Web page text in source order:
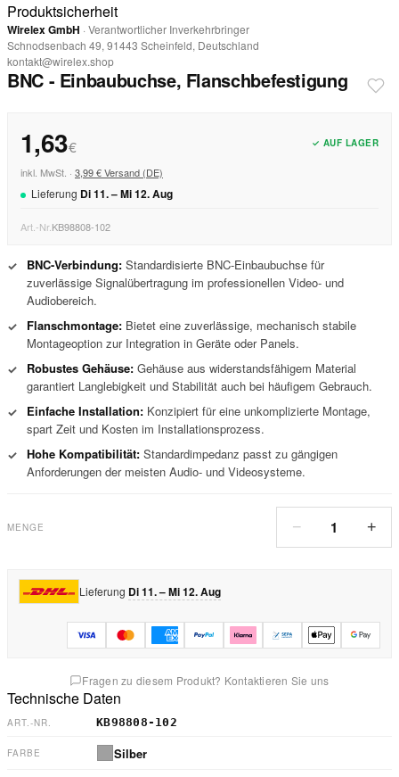
Produktsicherheit
Wirelex GmbH · Verantwortlicher Inverkehrbringer
Schnodsenbach 49, 91443 Scheinfeld, Deutschland
kontakt@wirelex.shop
BNC - Einbaubuchse, Flanschbefestigung
1,63€ ✓ AUF LAGER
inkl. MwSt. · 3,99 € Versand (DE)
Lieferung Di11. –Mi12.Aug
Art.-Nr.KB98808-102
✓ BNC-Verbindung: Standardisierte BNC-Einbaubuchse für
zuverlässige Signalübertragung im professionellen Video- und
Audiobereich.
✓
Flanschmontage: Bietet eine zuverlässige, mechanisch stabile
Montageoption zur Integration in Geräte oder Panels.
✓
Robustes Gehäuse: Gehäuse aus widerstandsfähigem Material
garantiert Langlebigkeit und Stabilität auch bei häufigem Gebrauch.
✓
Einfache Installation: Konzipiert für eine unkomplizierte Montage,
spart Zeit und Kosten im Installationsprozess.
✓ Hohe Kompatibilität: Standardimpedanz passt zu gängigen
Anforderungen der meisten Audio- und Videosysteme.
MENGE − 1 +
Lieferung Di 11. – Mi 12. Aug
Fragen zu diesem Produkt? Kontaktieren Sie uns
Technische Daten
ART.-NR. KB98808-102
FARBE Silber